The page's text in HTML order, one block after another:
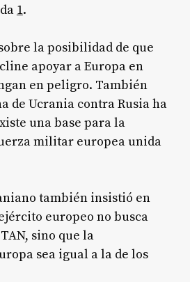
1.
la posibilidad de que
apoyar a Europa en
en peligro. También
de Ucrania contra Rusia ha
una base para la
militar europea unida
también insistió en
europeo no busca
sino que la
sea igual a la de los